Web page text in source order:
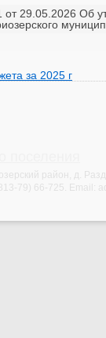
29.05.2026 Об
за 2025 г
район, д.
79) 66-725 . Email: